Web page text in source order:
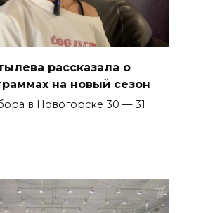
рассказала о
на новый сезон
в Новогорске 30 — 31